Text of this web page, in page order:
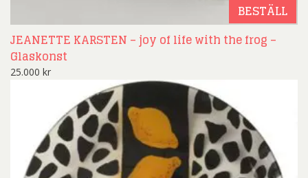
BESTÄLL
JEANETTE KARSTEN – joy of life with the frog –
Glaskonst
25.000 kr